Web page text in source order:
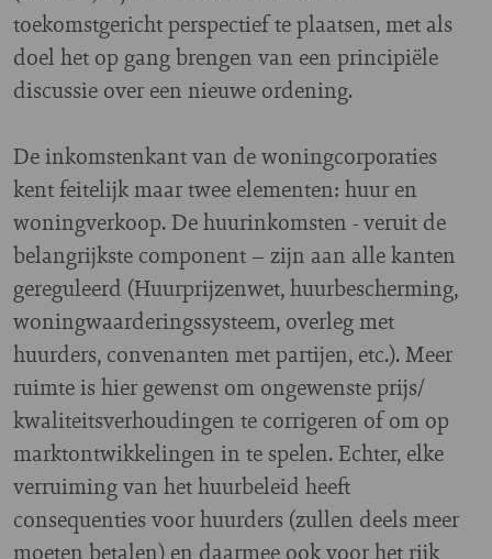
toekomstgericht perspectief te plaatsen, met als
doel het op gang brengen van een principiële
discussie over een nieuwe ordening.
De inkomstenkant van de woningcorporaties
kent feitelijk maar twee elementen: huur en
woningverkoop. De huurinkomsten - veruit de
belangrijkste component – zijn aan alle kanten
gereguleerd (Huurprijzenwet, huurbescherming,
woningwaarderingssysteem, overleg met
huurders, convenanten met partijen, etc.). Meer
ruimte is hier gewenst om ongewenste prijs/
kwaliteitsverhoudingen te corrigeren of om op
marktontwikkelingen in te spelen. Echter, elke
verruiming van het huurbeleid heeft
consequenties voor huurders (zullen deels meer
moeten betalen) en daarmee ook voor het rijk